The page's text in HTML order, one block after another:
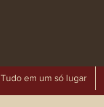
Tudo em um só lugar